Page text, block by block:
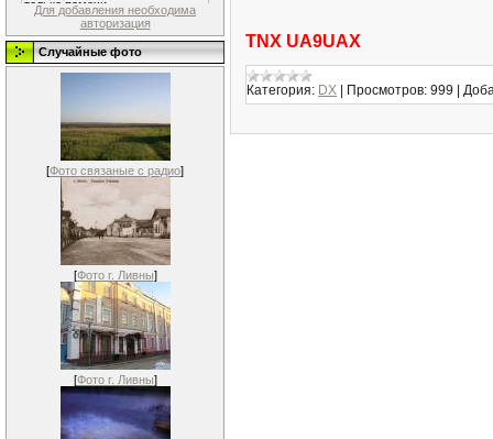
Для добавления необходима
авторизация
Случайные фото
[Фото связаные с радио]
[Фото г. Ливны]
[Фото г. Ливны]
TNX UA9UAX
Категория: DX Просмотров: 999